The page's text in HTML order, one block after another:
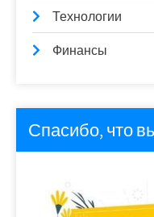
Технологии
Финансы
Спасибо, что